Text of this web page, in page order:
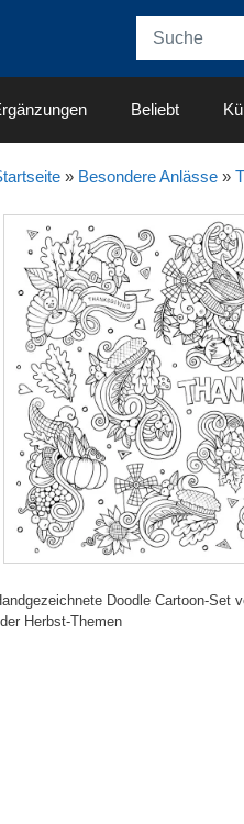
Beliebt
» Besondere Anlässe»
Doodle Cartoon-Set
Herbst-Themen